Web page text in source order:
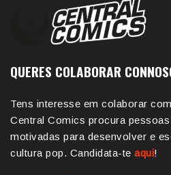
QUERES COLABORAR
Tens interesse em colaborar
Central Comics procura
motivadas para desenvolver e
cultura pop. Candidata-te aqui!